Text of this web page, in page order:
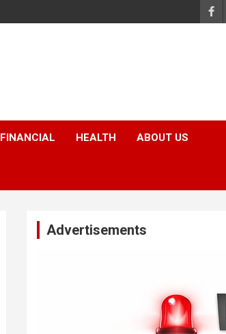
FINANCIAL HEALTH ABOUT US
Advertisements